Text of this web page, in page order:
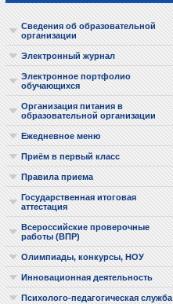
Сведения об образовательной
организации
Электронный журнал
Электронное портфолио
обучающихся
Организация питания в
образовательной организации
Ежедневное меню
Приём в первый класс
Правила приема
Государственная итоговая
аттестация
Всероссийские проверочные
работы (ВПР)
Олимпиады, конкурсы, НОУ
Инновационная деятельность
Психолого-педагогическая служба